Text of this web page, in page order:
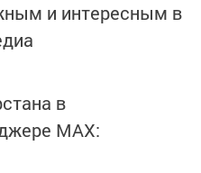
и интересным в
в
MАХ: